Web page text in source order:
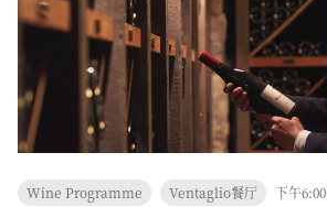
Wine Programme Ventaglio餐厅 下午6:00